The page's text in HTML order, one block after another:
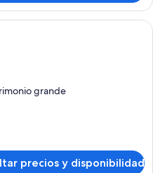
Habitación de hotel con una cama
grande
precios y disponibilidad